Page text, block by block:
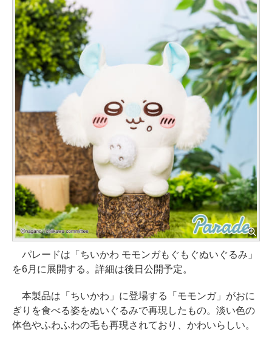
パレードは「ちいかわ モモンガもぐもぐぬいぐるみ」
を6月に展開する。詳細は後日公開予定。
本製品は「ちいかわ」に登場する「モモンガ」がおに
ぎりを食べる姿をぬいぐるみで再現したもの。淡い色の
体色やふわふわの毛も再現されており、かわいらしい。